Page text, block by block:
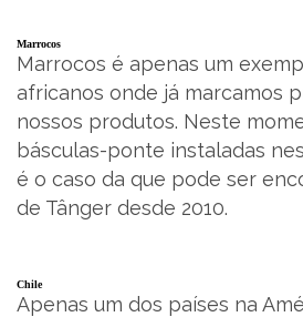
Marrocos
Marrocos é apenas um
africanos onde já marcamos
nossos produtos. Neste
básculas-ponte instaladas
é o caso da que pode ser
de Tânger desde 2010.
Chile
Apenas um dos países na